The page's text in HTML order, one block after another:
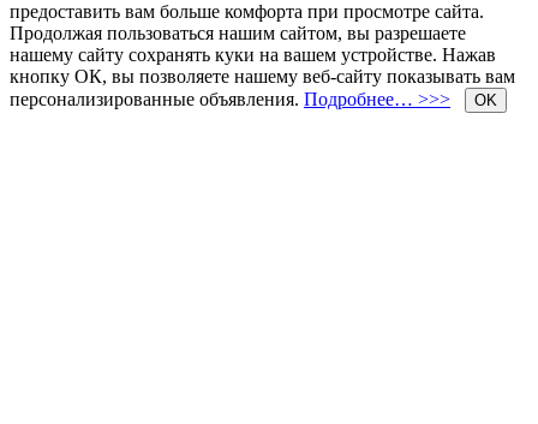
предоставить вам больше комфорта при просмотре сайта.
Продолжая пользоваться нашим сайтом, вы разрешаете
нашему сайту сохранять куки на вашем устройстве. Нажав
кнопку ОК, вы позволяете нашему веб-сайту показывать вам
персонализированные объявления. Подробнее… >>> OK